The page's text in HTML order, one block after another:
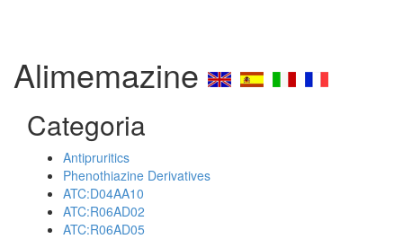
Alimemazine
Categoria
Antipruritics
Phenothiazine Derivatives
ATC:D04AA10
ATC:R06AD02
ATC:R06AD05